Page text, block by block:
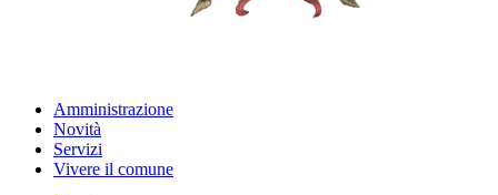
Amministrazione
Novità
Servizi
Vivere il comune